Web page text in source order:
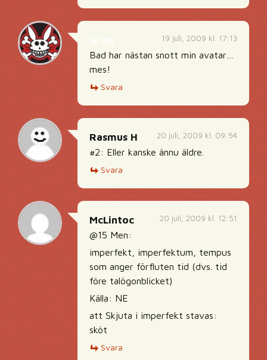
19 juli, 2009 kl. 17:13
Bad har nästan snott min avatar…
mes!
Svara
20 juli, 2009 kl. 09:54
Rasmus H
#2: Eller kanske ännu äldre.
Svara
20 juli, 2009 kl. 12:51
McLintoc
@15 Men:
imperfekt, imperfektum, tempus
som anger förfluten tid (dvs. tid
före talögonblicket)
Källa: NE
att Skjuta i imperfekt stavas:
sköt
Svara